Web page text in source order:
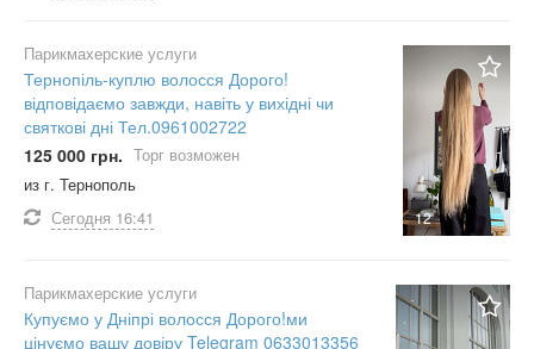
12
Парикмахерские услуги
Тернопіль-куплю волосся Дорого!
відповідаємо завжди, навіть у вихідні чи
святкові дні Тел.0961002722
125 000 грн. Торг возможен
из г. Тернополь
Сегодня 16:41
Парикмахерские услуги
Купуємо у Дніпрі волосся Дорого!ми
цінуємо вашу довіру Telegram 0633013356